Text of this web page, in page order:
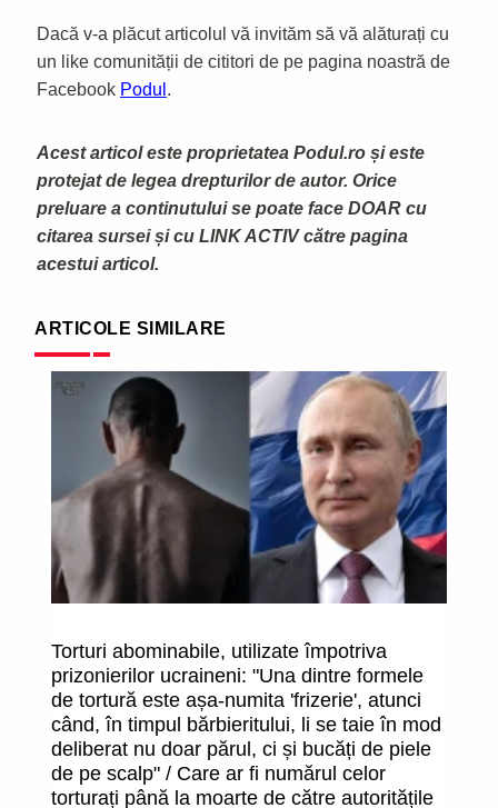
Dacă v-a plăcut articolul vă invităm să vă alăturați cu
un like comunității de cititori de pe pagina noastră de
Facebook Podul .
Acest articol este proprietatea Podul.ro și este
protejat de legea drepturilor de autor. Orice
preluare a continutului se poate face DOAR cu
citarea sursei și cu LINK ACTIV către pagina
acestui articol.
ARTICOLE SIMILARE
Torturi abominabile, utilizate împotriva
prizonierilor ucraineni: "Una dintre formele
de tortură este așa-numita 'frizerie', atunci
când, în timpul bărbieritului, li se taie în mod
deliberat nu doar părul, ci și bucăți de piele
de pe scalp" / Care ar fi numărul celor
torturați până la moarte de către autoritățile